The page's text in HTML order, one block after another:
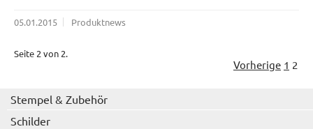
05.01.2015 Produktnews
Seite 2 von 2.
Vorherige 1 2
Stempel & Zubehör
Schilder